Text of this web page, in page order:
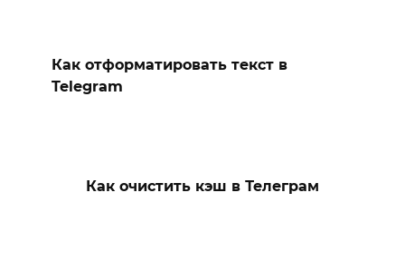
Как отформатировать текст в
Telegram
Как очистить кэш в Телеграм